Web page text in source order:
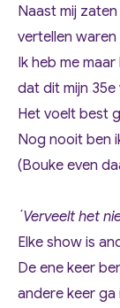
Naast mij
vertellen
Ik heb me
dat dit mijn 35e
Het voelt best
Nog nooit ben
(Bouke even
´Verveelt het
Elke show is
De ene keer
andere keer ga